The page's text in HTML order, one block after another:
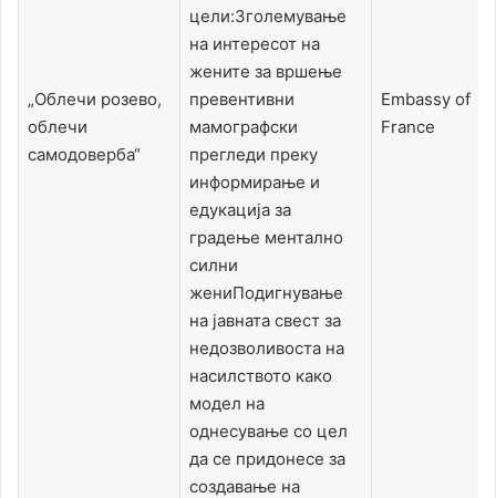
„Облечи розево,
облечи
самодоверба“
цели:Зголемување
на интересот на
жените за вршење
превентивни
мамографски
прегледи преку
информирање и
едукација за
градење ментално
силни
жениПодигнување
на јавната свест за
недозволивоста на
насилството како
модел на
однесување со цел
да се придонесе за
создавање на
Embassy of
France